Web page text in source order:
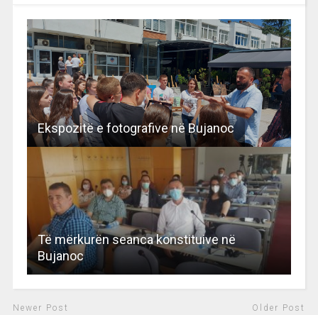
Ekspozitë e fotografive në Bujanoc
Të mërkurën seanca konstituive në
Bujanoc
Newer Post Older Post